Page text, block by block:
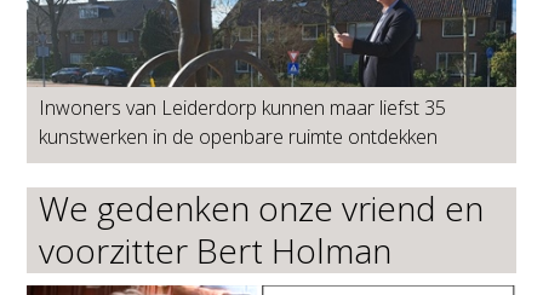
Inwoners van Leiderdorp kunnen maar liefst 35
kunstwerken in de openbare ruimte ontdekken
We gedenken onze vriend en
voorzitter Bert Holman